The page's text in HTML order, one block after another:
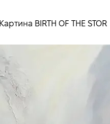
Картина BIRTH OF THE STOR